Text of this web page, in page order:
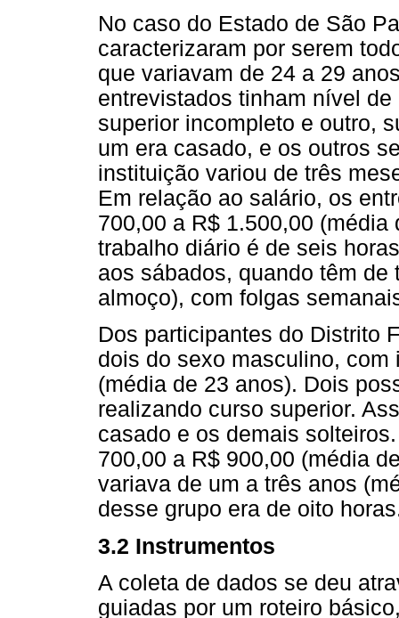
No caso do Estado de São
caracterizaram por serem
que variavam de 24 a 29
entrevistados tinham nível
superior incompleto e outro,
um era casado, e os outros
instituição variou de três
Em relação ao salário, os
700,00 a R$ 1.500,00
trabalho diário é de seis
aos sábados, quando têm
almoço), com folgas
Dos participantes do Distrito
dois do sexo masculino,
(média de 23 anos). Dois
realizando curso superior.
casado e os demais
700,00 a R$ 900,00 (média
variava de um a três anos
desse grupo era de oito
3.2 Instrumentos
A coleta de dados se deu
guiadas por um roteiro